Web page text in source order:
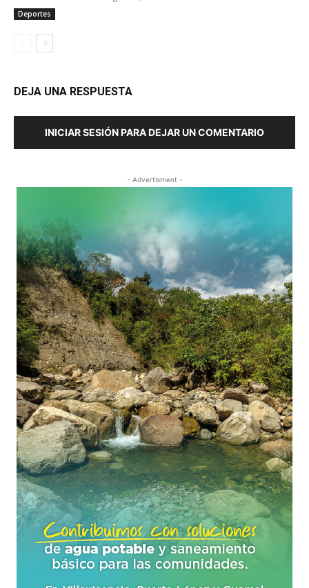
Deportes
DEJA UNA RESPUESTA
INICIAR SESIÓN PARA DEJAR UN COMENTARIO
- Advertisment -